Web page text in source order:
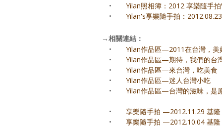
•
Yilan照相簿：2012 享樂隨手
•
Yilan's享樂隨手拍：
→相關連結：
•
Yilan作品區—2011在台灣，美
•
Yilan作品區—期待，我們的台
•
Yilan作品區—來台灣，吃美食
•
Yilan作品區—迷人台灣小吃
•
Yilan作品區—台灣的滋味，是
•
享樂隨手拍 —2012.11.29 基隆
•
享樂隨手拍 —2012.10.04 基